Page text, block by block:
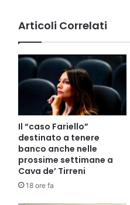
della
Articoli Correlati
Il “caso Fariello”
destinato a tenere
banco anche nelle
prossime settimane a
Cava de’ Tirreni
18 ore fa